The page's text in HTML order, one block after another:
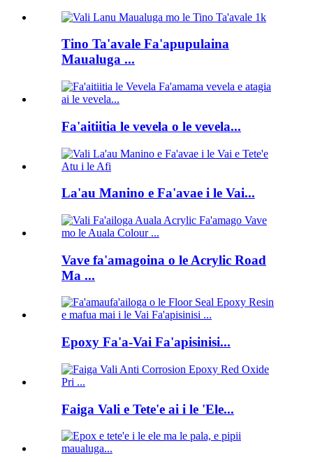
Tino Ta'avale Fa'apupulaina
Maualuga ...
Fa'aitiitia le vevela o le vevela...
La'au Manino e Fa'avae i le Vai...
Vave fa'amagoina o le Acrylic Road
Ma ...
Epoxy Fa'a-Vai Fa'apisinisi...
Faiga Vali e Tete'e ai i le 'Ele...